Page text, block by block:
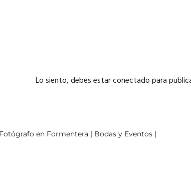
Lo siento, debes estarconectadopara
en Formentera | Bodas y Eventos |